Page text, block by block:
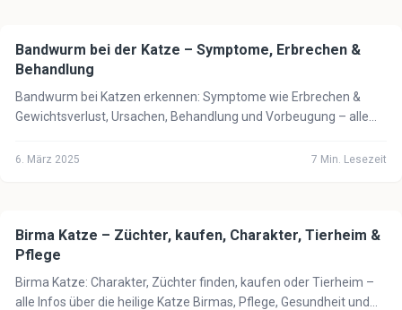
🐈 Katze
Bandwurm bei der Katze – Symptome, Erbrechen &
Behandlung
Bandwurm bei Katzen erkennen: Symptome wie Erbrechen &
Gewichtsverlust, Ursachen, Behandlung und Vorbeugung – alle
6. März 2025 7 Min. Lesezeit
🐈 Katze
Birma Katze – Züchter, kaufen, Charakter, Tierheim &
Pflege
Birma Katze: Charakter, Züchter finden, kaufen oder Tierheim –
alle Infos über die heilige Katze Birmas, Pflege, Gesundheit und